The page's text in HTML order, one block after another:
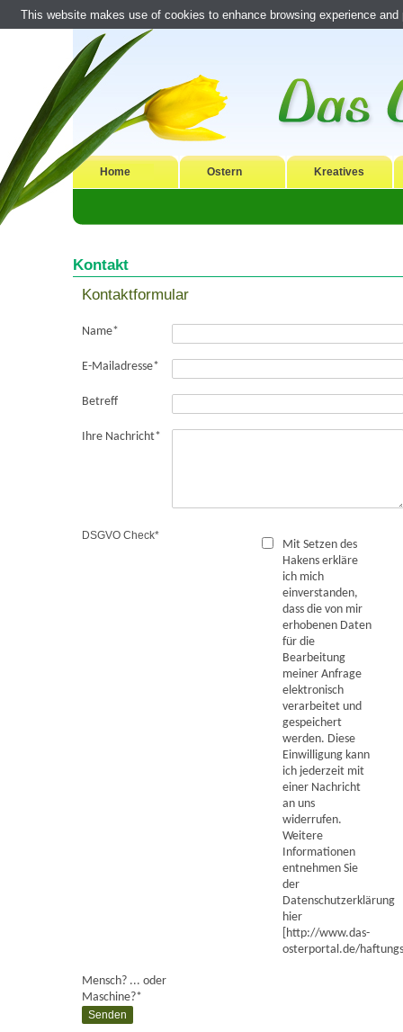
Home Ostern Kreatives
Kontakt
Kontaktformular
Name*
E-Mailadresse*
Betreff
Ihre Nachricht*
DSGVO Check*
Mit Setzen des
Hakens erkläre
ich mich
einverstanden,
dass die von mir
erhobenen Daten
für die
Bearbeitung
meiner Anfrage
elektronisch
verarbeitet und
gespeichert
werden. Diese
Einwilligung kann
ich jederzeit mit
einer Nachricht
an uns
widerrufen.
Weitere
Informationen
entnehmen Sie
der
Datenschutzerklärung
hier
[http://www.das-
osterportal.de/
Mensch? ... oder
Maschine?*
This website makes use of cookies to enhance browsing experience